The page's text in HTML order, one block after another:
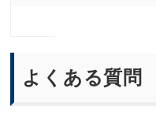
よくある質問